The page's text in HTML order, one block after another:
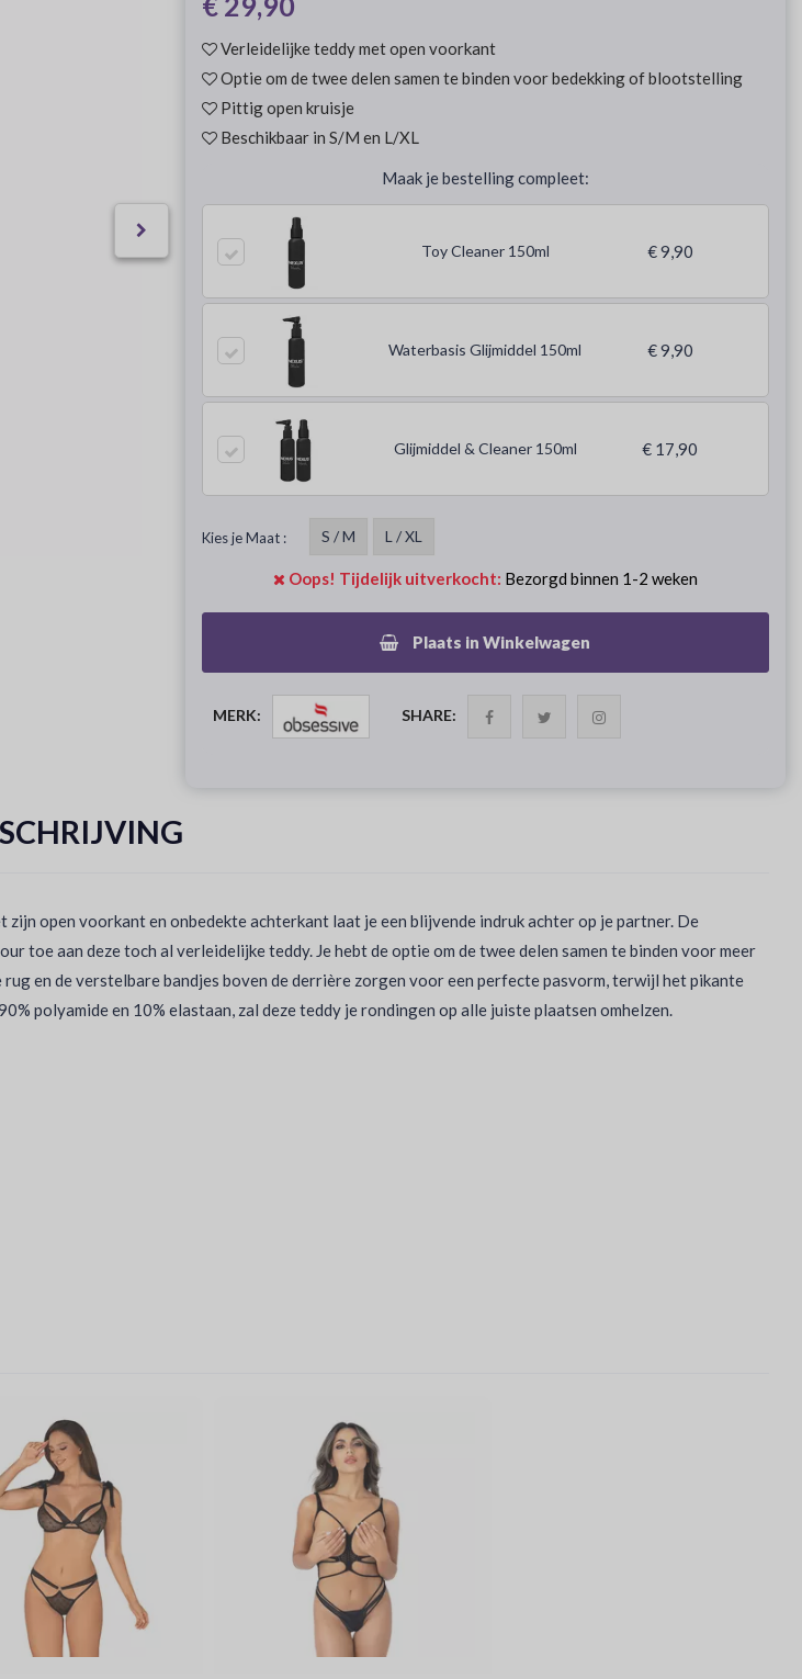
Verleidelijke teddy met open voorkant
Optie om de twee delen samen te binden voor bedekking of blootstelling
Pittig open kruisje
Beschikbaar in S/M en L/XL
Maak je bestelling compleet:
Toy Cleaner 150ml € 9,90
Waterbasis Glijmiddel 150ml € 9,90
Glijmiddel & Cleaner 150ml € 17,90
Kies je Maat : S / M L / XL
Oops! Tijdelijk uitverkocht: Bezorgd binnen 1-2 weken
Plaats in Winkelwagen
MERK: SHARE:
open voorkant en onbedekte achterkant laat je een blijvende indruk achter op je partner. De
toe aan deze toch al verleidelijke teddy. Je hebt de optie om de twee delen samen te binden voor meer
en de verstelbare bandjes boven de derrière zorgen voor een perfecte pasvorm, terwijl het pikante
polyamide en 10% elastaan, zal deze teddy je rondingen op alle juiste plaatsen omhelzen.